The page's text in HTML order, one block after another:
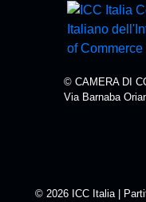
© CAMERA DI
Via Barnaba
© 2026 ICC Italia |